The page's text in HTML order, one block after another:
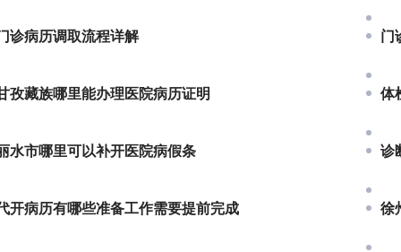
诊病历调取流程详解 门
孜藏族哪里能办理医院病历证明 体
水市哪里可以补开医院病假条 诊
开病历有哪些准备工作需要提前完成 徐